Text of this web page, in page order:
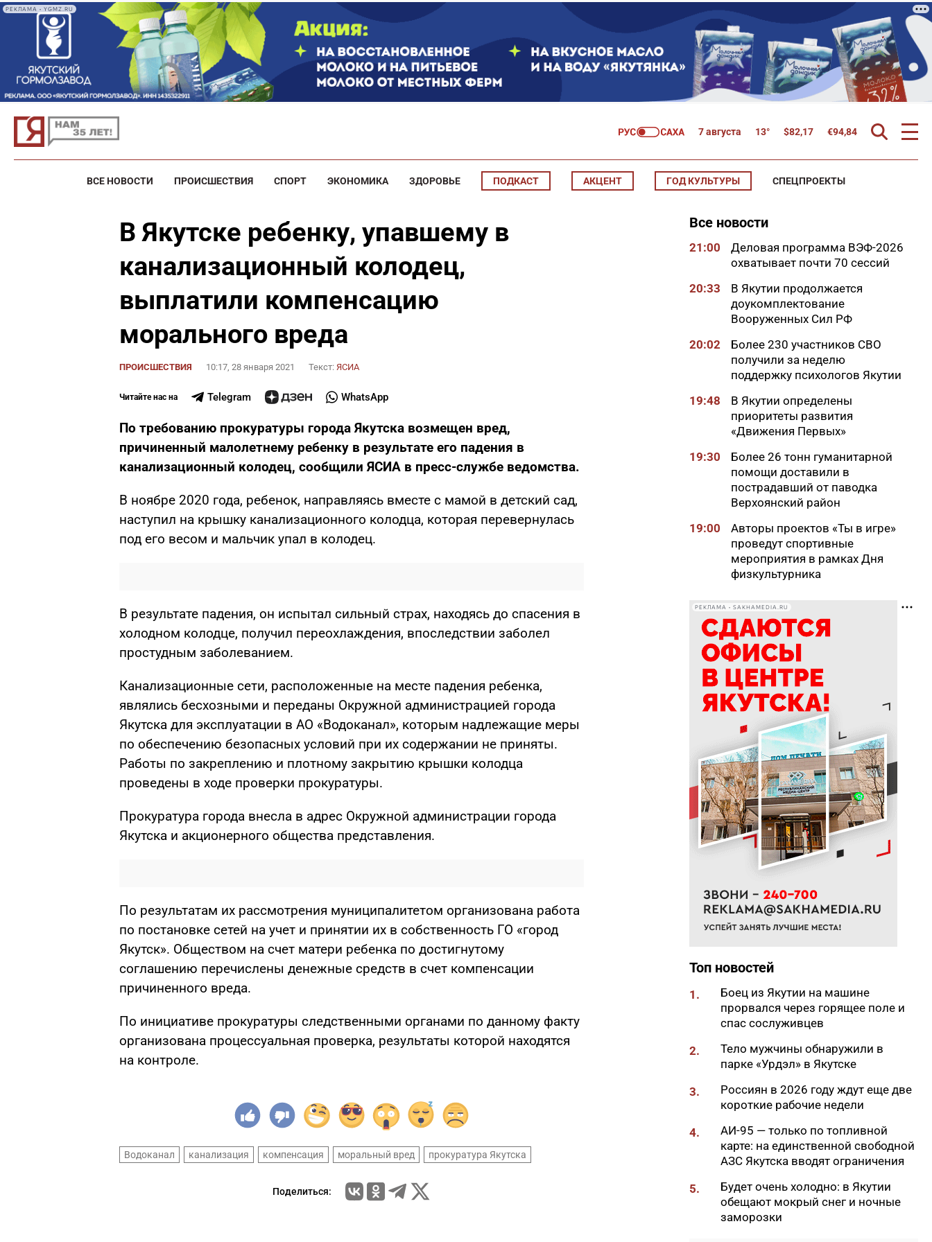
РЕКЛАМА • YGMZ.RU
7 августа 13° $82,17 €94,84
ВСЕ НОВОСТИ ПРОИСШЕСТВИЯ СПОРТ ЭКОНОМИКА ЗДОРОВЬЕ ПОДКАСТ АКЦЕНТ ГОД КУЛЬТУРЫ СПЕЦПРОЕКТЫ
В Якутске ребенку, упавшему в
канализационный колодец,
выплатили компенсацию
морального вреда
ПРОИСШЕСТВИЯ 10:17, 28 января 2021 Текст: ЯСИА
Читайте нас на Telegram WhatsApp
По требованию прокуратуры города Якутска возмещен вред,
причиненный малолетнему ребенку в результате его падения в
канализационный колодец, сообщили ЯСИА в пресс-службе ведомства.
В ноябре 2020 года, ребенок, направляясь вместе с мамой в детский сад,
наступил на крышку канализационного колодца, которая перевернулась
под его весом и мальчик упал в колодец.
В результате падения, он испытал сильный страх, находясь до спасения в
холодном колодце, получил переохлаждения, впоследствии заболел
простудным заболеванием.
Канализационные сети, расположенные на месте падения ребенка,
являлись бесхозными и переданы Окружной администрацией города
Якутска для эксплуатации в АО «Водоканал», которым надлежащие меры
по обеспечению безопасных условий при их содержании не приняты.
Работы по закреплению и плотному закрытию крышки колодца
проведены в ходе проверки прокуратуры.
Прокуратура города внесла в адрес Окружной администрации города
Якутска и акционерного общества представления.
По результатам их рассмотрения муниципалитетом организована работа
по постановке сетей на учет и принятии их в собственность ГО «город
Якутск». Обществом на счет матери ребенка по достигнутому
соглашению перечислены денежные средств в счет компенсации
причиненного вреда.
По инициативе прокуратуры следственными органами по данному факту
организована процессуальная проверка, результаты которой находятся
на контроле.
Водоканал канализация компенсация моральный вред прокуратура Якутска
Поделиться:
Все новости
21:00
Деловая программа ВЭФ-2026
охватывает почти 70 сессий
20:33
В Якутии продолжается
доукомплектование
Вооруженных Сил РФ
20:02
Более 230 участников СВО
получили за неделю
поддержку психологов Якутии
19:48
В Якутии определены
приоритеты развития
«Движения Первых»
19:30
Более 26 тонн гуманитарной
помощи доставили в
пострадавший от паводка
Верхоянский район
19:00
Авторы проектов «Ты в игре»
проведут спортивные
мероприятия в рамках Дня
физкультурника
года: что можно и нельзя
делать в Ермолаев день
18:18
ВТБ: россияне увеличивают
расходы на спорт и здоровый
образ жизни
18:16
Сенатор Борисов назвал
встречу главы Якутии с
Путиным сигналом доверия и
значимости региона
18:01
Социальные участковые в
Якутии приняли около 2000
обращений
17:56
Жительница Жатая похитила
33 цветка с клумбы в центре
Якутска
17:51
«Здесь нет типовых задач»:
начальник стройплощадки
«Полюс Строя» Евгений
Минтруда Якутии объединил
30 участников из трех
муниципалитетов
17:34
Якутяне подали более 61
тысяч заявлений на получение
земельных участков
«Точка будущего. Якутия»:
самый масштабный
образовательный проект на
вечной мерзлоте
17:22
47 участников из арктических
районов Якутии объединил XI
Молодежный Суглан в
Октемцах
РЕКЛАМА • SAKHAMEDIA.RU
Топ новостей
1.
Боец из Якутии на машине
прорвался через горящее поле и
спас сослуживцев
2.
Тело мужчины обнаружили в
парке «Урдэл» в Якутске
3.
Россиян в 2026 году ждут еще две
короткие рабочие недели
4.
АИ-95 — только по топливной
карте: на единственной свободной
АЗС Якутска вводят ограничения
5.
Будет очень холодно: в Якутии
обещают мокрый снег и ночные
заморозки